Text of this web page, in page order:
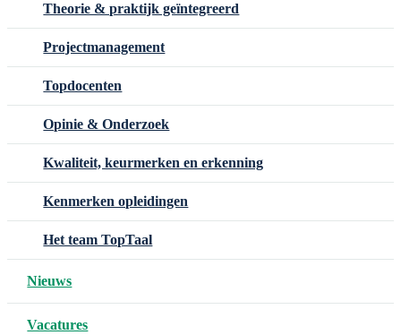
Theorie & praktijk geïntegreerd
Projectmanagement
Topdocenten
Opinie & Onderzoek
Kwaliteit, keurmerken en erkenning
Kenmerken opleidingen
Het team TopTaal
Nieuws
Vacatures